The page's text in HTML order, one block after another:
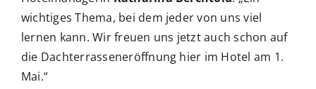
wichtiges Thema, bei dem jeder von uns viel
lernen kann. Wir freuen uns jetzt auch schon auf
die Dachterrasseneröffnung hier im Hotel am 1.
Mai.“